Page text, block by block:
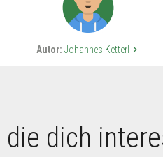
Autor: Johannes Ketterl keyboard_arrow_right
dich